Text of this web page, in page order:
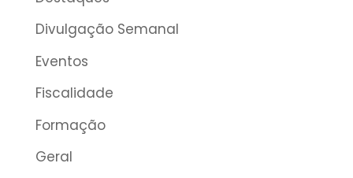
Divulgação Semanal
Eventos
Fiscalidade
Formação
Geral